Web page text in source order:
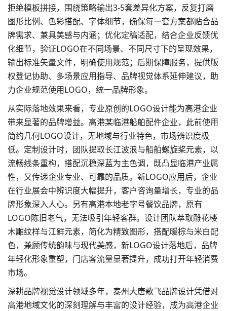
拒绝模板拼接，围绕策略输出3-5套差异化方案，反复打磨
图形比例、色彩搭配、字体细节，确保每一套方案都贴合品
牌需求、兼具美感与内涵；优化定稿适配，结合企业反馈优
化细节，验证LOGO在不同场景、不同尺寸下的呈现效果，
输出标准矢量文件，明确使用规范；后期保障服务，提供版
权登记协助、多场景应用指导、品牌视觉体系延伸建议，助
力企业规范使用LOGO，统一品牌形象。
从实际落地效果来看，专业原创的LOGO设计能为高港企业
带来显著的品牌增益。高港某临港船舶配件企业，此前使用
简约几何LOGO设计，无地域与行业特色，市场辨识度极
低。定制设计时，团队提取长江波浪与船舶螺旋桨元素，以
流畅线条重构，搭配沉稳深蓝为主色调，既凸显临港产业属
性，又传递企业专业、可靠的品质。新LOGO应用后，企业
在行业展会中辨识度大幅提升，客户咨询量增长，专业的品
牌形象深入人心。另有高港本地老字号餐饮品牌，原有
LOGO陈旧老气，无法吸引年轻客群。设计团队萃取雕花楼
木雕纹样与江鲜元素，简化为精致图形，搭配暖棕与米白配
色，兼顾传统韵味与现代美感，新LOGO设计落地后，品牌
年轻化形象重塑，门店客流量显著提升，成功打开年轻消费
市场。
深耕品牌视觉设计领域多年，泰州大唐歌飞品牌设计凭借对
高港地域文化的深刻理解与丰富的设计经验，成为高港企业